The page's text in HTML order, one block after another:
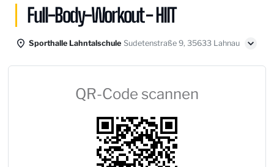
Full-Body-Workout - HIIT
Sporthalle Lahntalschule Sudetenstraße 9, 35633 Lahnau
QR-Code scannen